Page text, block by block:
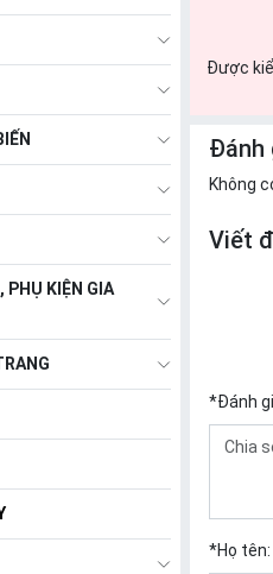
KIỆN GIA
Được
Đánh
Không
Viết
*Đánh
*Họ tên: